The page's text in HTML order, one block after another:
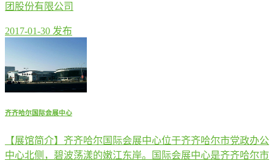
团股份有限公司
2017-01-30 发布
齐齐哈尔国际会展中心
【展馆简介】齐齐哈尔国际会展中心位于齐齐哈尔市党政办公
中心北侧，碧波荡漾的嫩江东岸。国际会展中心是齐齐哈尔市